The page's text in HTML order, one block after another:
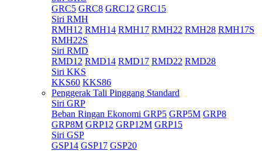
GRC5 GRC8 GRC12 GRC15
Siri RMH
RMH12 RMH14 RMH17 RMH22 RMH28 RMH17S
RMH22S
Siri RMD
RMD12 RMD14 RMD17 RMD22 RMD28
Siri KKS
KKS60 KKS86
Penggerak Tali Pinggang Standard
Siri GRP
Beban Ringan Ekonomi GRP5 GRP5M GRP8
GRP8M GRP12 GRP12M GRP15
Siri GSP
GSP14 GSP17 GSP20